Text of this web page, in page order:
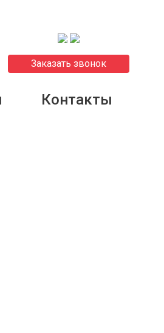
Заказать звонок
Контакты